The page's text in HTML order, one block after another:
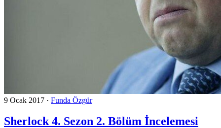
9 Ocak 2017 · Funda Özgür
Sherlock 4. Sezon 2. Bölüm İncelemesi